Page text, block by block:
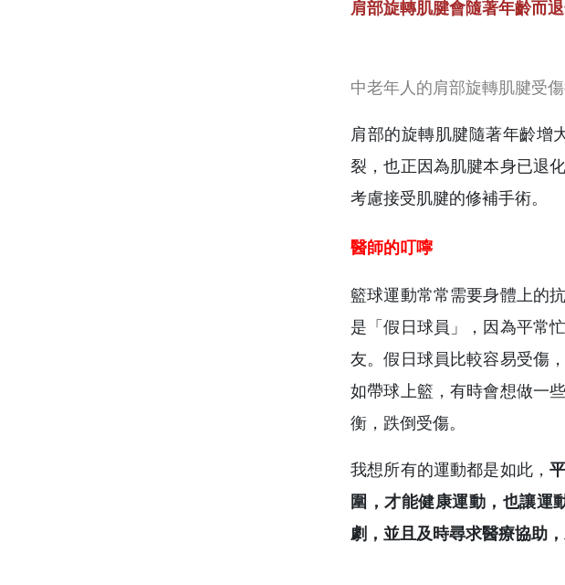
肩部旋轉肌腱會隨著年齡而
中老年人的肩部旋轉肌腱受
肩部的旋轉肌腱隨著年齡增
裂，也正因為肌腱本身已退
考慮接受肌腱的修補手術。
醫師的叮嚀
籃球運動常常需要身體上的
是「假日球員」，因為平常
友。假日球員比較容易受傷
如帶球上籃，有時會想做一
衡，跌倒受傷。
我想所有的運動都是如此，
圍，才能健康運動，也讓運
劇，並且及時尋求醫療協助